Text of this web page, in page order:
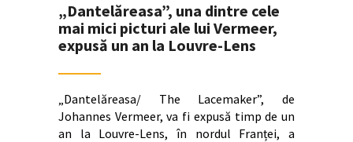
„Dantelăreasa”, una dintre cele
mai mici picturi ale lui Vermeer,
expusă un an la Louvre-Lens
„Dantelăreasa/ The Lacemaker”, de
Johannes Vermeer, va fi expusă timp de un
an la Louvre-Lens, în nordul Franței, a